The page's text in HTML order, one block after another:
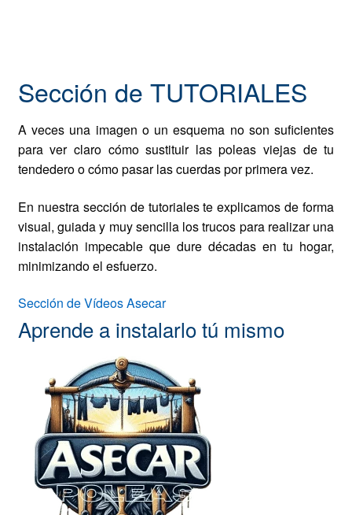
Sección de TUTORIALES
A veces una imagen o un esquema no son suficientes
para ver claro cómo sustituir las poleas viejas de tu
tendedero o cómo pasar las cuerdas por primera vez.
En nuestra sección de tutoriales te explicamos de forma
visual, guiada y muy sencilla los trucos para realizar una
instalación impecable que dure décadas en tu hogar,
minimizando el esfuerzo.
Sección de Vídeos Asecar
Aprende a instalarlo tú mismo